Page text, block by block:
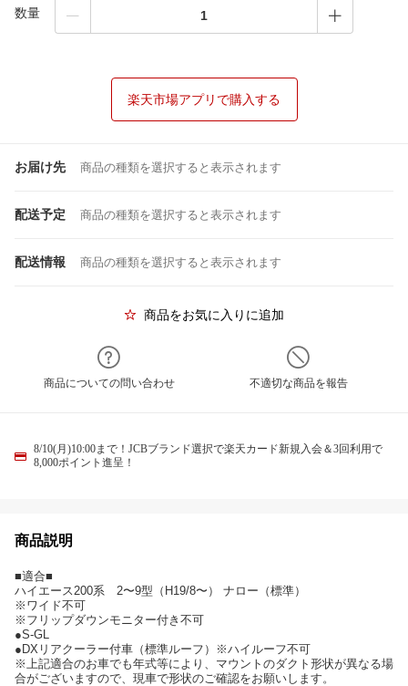
数量
楽天市場アプリで購入する
お届け先 商品の種類を選択すると表示されます
配送予定 商品の種類を選択すると表示されます
配送情報 商品の種類を選択すると表示されます
商品をお気に入りに追加
商品についての問い合わせ 不適切な商品を報告
8/10(月)10:00まで！JCBブランド選択で楽天カード新規入会＆3回利用で
8,000ポイント進呈！
商品説明
■適合■
ハイエース200系 2〜9型（H19/8〜） ナロー（標準）
※ワイド不可
※フリップダウンモニター付き不可
●S-GL
●DXリアクーラー付車（標準ルーフ）※ハイルーフ不可
※上記適合のお車でも年式等により、マウントのダクト形状が異なる場
合がございますので、現車で形状のご確認をお願いします。